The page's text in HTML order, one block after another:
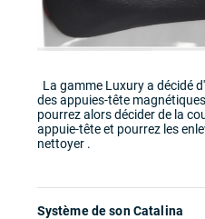
La gamme Luxury a décidé
des appuies-tête
pourrez alors décider de la
appuie-tête et pourrez les
nettoyer .
Système de son Catalina